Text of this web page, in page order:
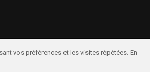
vos préférences et les visites répétées. En